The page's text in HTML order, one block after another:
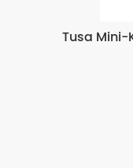
Tusa Mini-